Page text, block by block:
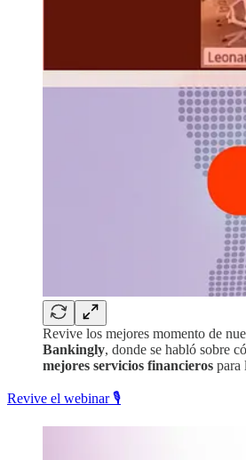
Revive los mejores momento de
Bankingly, donde se habló sobre
mejores servicios financieros para
Revive el webinar 🎙️